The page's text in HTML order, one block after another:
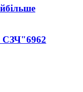
СЗЧ"6962